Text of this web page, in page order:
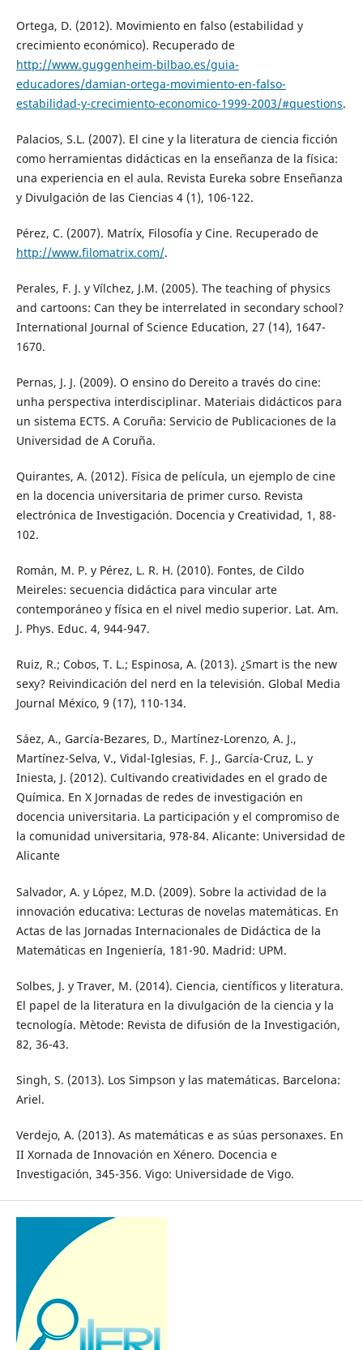
Ortega, D. (2012). Movimiento en falso (estabilidad y
crecimiento económico). Recuperado de
http://www.guggenheim-bilbao.es/guia-
educadores/damian-ortega-movimiento-en-falso-
estabilidad-y-crecimiento-economico-1999-2003/#questions.
Palacios, S.L. (2007). El cine y la literatura de ciencia ficción
como herramientas didácticas en la enseñanza de la física:
una experiencia en el aula. Revista Eureka sobre Enseñanza
y Divulgación de las Ciencias 4 (1), 106-122.
Pérez, C. (2007). Matríx, Filosofía y Cine. Recuperado de
http://www.filomatrix.com/.
Perales, F. J. y Vílchez, J.M. (2005). The teaching of physics
and cartoons: Can they be interrelated in secondary school?
International Journal of Science Education, 27 (14), 1647-
1670.
Pernas, J. J. (2009). O ensino do Dereito a través do cine:
unha perspectiva interdisciplinar. Materiais didácticos para
un sistema ECTS. A Coruña: Servicio de Publicaciones de la
Universidad de A Coruña.
Quirantes, A. (2012). Física de película, un ejemplo de cine
en la docencia universitaria de primer curso. Revista
electrónica de Investigación. Docencia y Creatividad, 1, 88-
102.
Román, M. P. y Pérez, L. R. H. (2010). Fontes, de Cildo
Meireles: secuencia didáctica para vincular arte
contemporáneo y física en el nivel medio superior. Lat. Am.
J. Phys. Educ. 4, 944-947.
Ruiz, R.; Cobos, T. L.; Espinosa, A. (2013). ¿Smart is the new
sexy? Reivindicación del nerd en la televisión. Global Media
Journal México, 9 (17), 110-134.
Sáez, A., García-Bezares, D., Martínez-Lorenzo, A. J.,
Martínez-Selva, V., Vidal-Iglesias, F. J., García-Cruz, L. y
Iniesta, J. (2012). Cultivando creatividades en el grado de
Química. En X Jornadas de redes de investigación en
docencia universitaria. La participación y el compromiso de
la comunidad universitaria, 978-84. Alicante: Universidad de
Alicante
Salvador, A. y López, M.D. (2009). Sobre la actividad de la
innovación educativa: Lecturas de novelas matemáticas. En
Actas de las Jornadas Internacionales de Didáctica de la
Matemáticas en Ingeniería, 181-90. Madrid: UPM.
Solbes, J. y Traver, M. (2014). Ciencia, científicos y literatura.
El papel de la literatura en la divulgación de la ciencia y la
tecnología. Mètode: Revista de difusión de la Investigación,
82, 36-43.
Singh, S. (2013). Los Simpson y las matemáticas. Barcelona:
Ariel.
Verdejo, A. (2013). As matemáticas e as súas personaxes. En
II Xornada de Innovación en Xénero. Docencia e
Investigación, 345-356. Vigo: Universidade de Vigo.